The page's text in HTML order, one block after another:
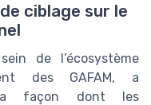
ciblage sur le
de l’écosystème
des GAFAM, a
la façon dont les